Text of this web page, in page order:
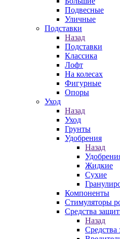
Подвесные
Уличные
Подставки
Назад
Подставки
Классика
Лофт
На колесах
Фигурные
Опоры
Уход
Назад
Уход
Грунты
Удобрения
Назад
Жидкие
Сухие
Компоненты
Стимуляторы
Средства
Назад
Средства